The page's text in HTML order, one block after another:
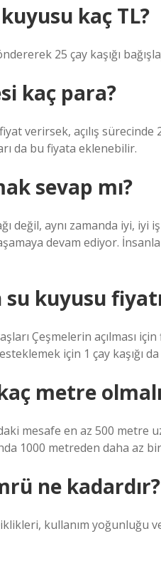
kaç TL?
25 çay kaşığı
kaç para?
verirsek, açılış sürecinde
da bu fiyata eklenebilir.
sevap mı?
değil, aynı zamanda iyi, iyi
devam ediyor.
su kuyusu
Çeşmelerin açılması
için 1 çay kaşığı
metre
mesafe en az 500 metre
1000 metreden daha az bir
ne kadardır?
kullanım yoğunluğu